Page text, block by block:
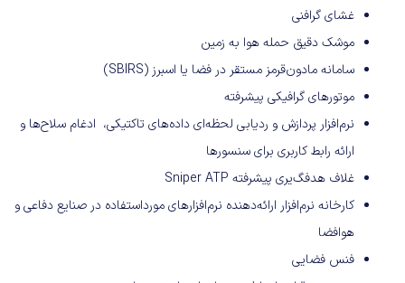
غشای گرافنی
موشک دقیق حمله هوا به زمین
سامانه مادون‌قرمز مستقر در فضا یا اسبرز (SBIRS)
موتورهای گرافیکی پیشرفته
نرم‌افزار پردازش و ردیابی لحظه‌ای داده‌های تاکتیکی، ادغام سلاح‌ها و
ارائه رابط کاربری برای سنسورها
غلاف هدفگ‌یری پیشرفته Sniper ATP
کارخانه نرم‌افزار ارائه‌دهنده نرم‌افزارهای مورد‌استفاده در صنایع دفاعی و
هوافضا
فنس فضایی